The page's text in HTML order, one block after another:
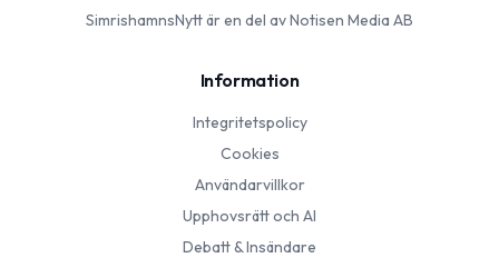
SimrishamnsNyttär en del av Notisen Media AB
Information
Integritetspolicy
Cookies
Användarvillkor
Upphovsrätt och AI
Debatt & Insändare